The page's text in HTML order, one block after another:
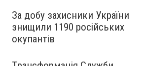
За добу захисники України
знищили 1190 російських
окупантів